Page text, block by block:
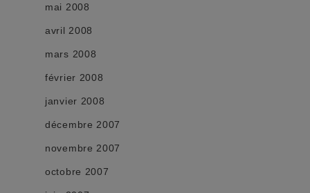
mai 2008
avril 2008
mars 2008
février 2008
janvier 2008
décembre 2007
novembre 2007
octobre 2007